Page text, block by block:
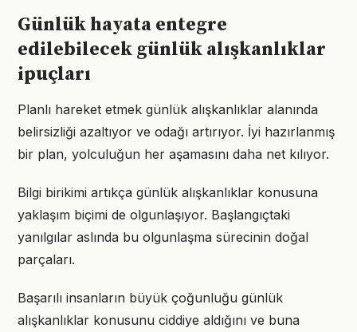
Günlük hayata entegre
edilebilecek günlük alışkanlıklar
ipuçları
Planlı hareket etmek günlük alışkanlıklar alanında
belirsizliği azaltıyor ve odağı artırıyor. İyi hazırlanmış
bir plan, yolculuğun her aşamasını daha net kılıyor.
Bilgi birikimi artıkça günlük alışkanlıklar konusuna
yaklaşım biçimi de olgunlaşıyor. Başlangıçtaki
yanılgılar aslında bu olgunlaşma sürecinin doğal
parçaları.
Başarılı insanların büyük çoğunluğu günlük
alışkanlıklar konusunu ciddiye aldığını ve buna